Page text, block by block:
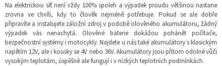
i
s
u
Na elektrickou síť není vždy 100% spoleh a výpadek proudu většinou nastane
zrovna ve chvíli, kdy to člověk nejméně potřebuje. Pokud se ale dobře
připravíte a instalujete záložní zdroj v podobě olověného akumulátoru, žádný
výpadek vás nenachytá. Olověné baterie dokážou pohánět počítače,
bezpečnostní systémy i motocykly.Najdete u nás také akumulátory s klasickým
napětím 12V, ale i kousky se 4V nebo 36V. Akumulátory jsou přitom odolné vůči
vysokým teplotám, úspěšně ale fungují i v nízkých teplotních podmínkách.